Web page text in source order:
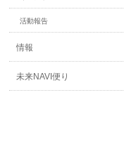
活動報告
情報
未来NAVI便り